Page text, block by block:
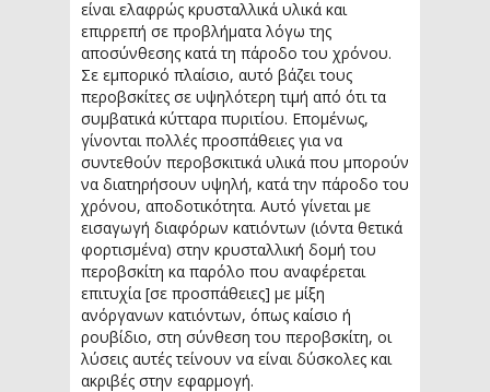
είναι ελαφρώς κρυσταλλικά υλικά και
επιρρεπή σε προβλήματα λόγω της
αποσύνθεσης κατά τη πάροδο του χρόνου.
Σε εμπορικό πλαίσιο, αυτό βάζει τους
περοβσκίτες σε υψηλότερη τιμή από ότι τα
συμβατικά κύτταρα πυριτίου. Επομένως,
γίνονται πολλές προσπάθειες για να
συντεθούν περοβσκιτικά υλικά που μπορούν
να διατηρήσουν υψηλή, κατά την πάροδο του
χρόνου, αποδοτικότητα. Αυτό γίνεται με
εισαγωγή διαφόρων κατιόντων (ιόντα θετικά
φορτισμένα) στην κρυσταλλική δομή του
περοβσκίτη κα παρόλο που αναφέρεται
επιτυχία [σε προσπάθειες] με μίξη
ανόργανων κατιόντων, όπως καίσιο ή
ρουβίδιο, στη σύνθεση του περοβσκίτη, οι
λύσεις αυτές τείνουν να είναι δύσκολες και
ακριβές στην εφαρμογή.